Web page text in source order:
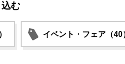
む
イベント・フェア（40